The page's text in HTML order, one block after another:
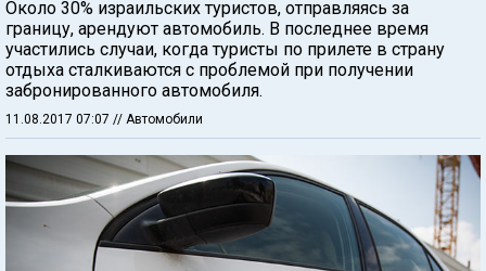
Около 30% израильских туристов, отправляясь за
границу, арендуют автомобиль. В последнее время
участились случаи, когда туристы по прилете в страну
отдыха сталкиваются с проблемой при получении
забронированного автомобиля.
11.08.2017 07:07 // Автомобили